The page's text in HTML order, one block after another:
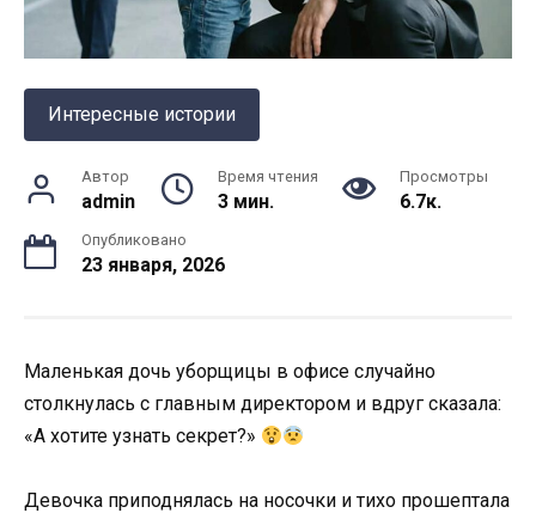
Интересные истории
Автор
admin
Время чтения
3 мин.
Просмотры
6.7к.
Опубликовано
23 января, 2026
Маленькая дочь уборщицы в офисе случайно
столкнулась с главным директором и вдруг сказала:
«А хотите узнать секрет?»
Девочка приподнялась на носочки и тихо прошептала